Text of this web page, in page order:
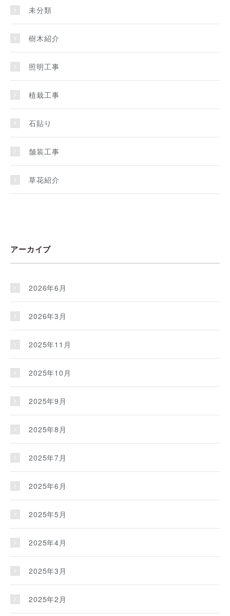
未分類
樹木紹介
照明工事
植栽工事
石貼り
舗装工事
草花紹介
アーカイブ
2026年6月
2026年3月
2025年11月
2025年10月
2025年9月
2025年8月
2025年7月
2025年6月
2025年5月
2025年4月
2025年3月
2025年2月